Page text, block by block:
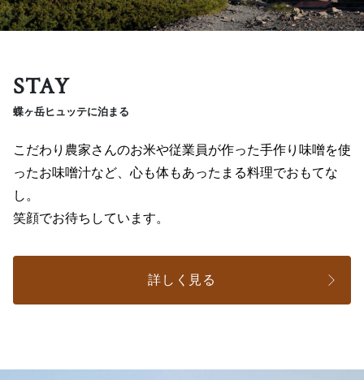
STAY
蝶ヶ岳ヒュッテに泊まる
こだわり農家さんのお米や従業員が作った手作り味噌を使
ったお味噌汁など、心も体もあったまる料理でおもてな
し。
笑顔でお待ちしています。
詳しく見る